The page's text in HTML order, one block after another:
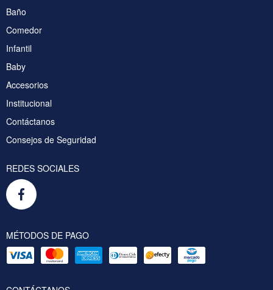
Baño
Comedor
Infantil
Baby
Accesorios
Institucional
Contáctanos
Consejos de Seguridad
REDES SOCIALES
MÉTODOS DE PAGO